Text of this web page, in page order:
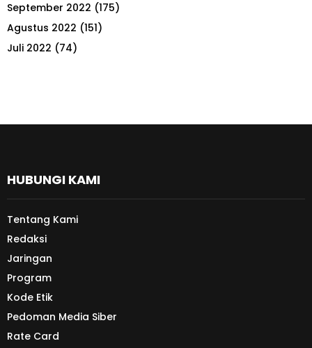
September 2022 (175)
Agustus 2022 (151)
Juli 2022 (74)
HUBUNGI KAMI
Tentang Kami
Redaksi
Jaringan
Program
Kode Etik
Pedoman Media Siber
Rate Card